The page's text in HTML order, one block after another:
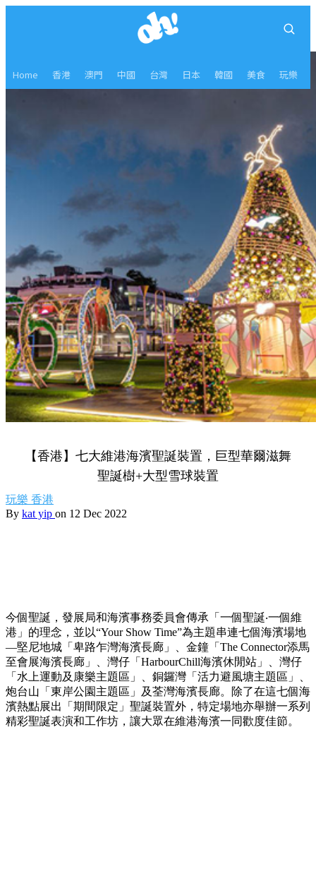
Home 香港 澳門 中國 台灣 日本 韓國 美食 玩樂
【香港】七大維港海濱聖誕裝置，巨型華爾滋舞
聖誕樹+大型雪球裝置
玩樂 香港
By kat yip on 12 Dec 2022
今個聖誕，發展局和海濱事務委員會傳承「一個聖誕‧一個維
港」的理念，並以“Your Show Time”為主題串連七個海濱場地
—堅尼地城「卑路乍灣海濱長廊」、金鐘「The Connector添馬
至會展海濱長廊」、灣仔「HarbourChill海濱休閒站」、灣仔
「水上運動及康樂主題區」、銅鑼灣「活力避風塘主題區」、
炮台山「東岸公園主題區」及荃灣海濱長廊。除了在這七個海
濱熱點展出「期間限定」聖誕裝置外，特定場地亦舉辦一系列
精彩聖誕表演和工作坊，讓大眾在維港海濱一同歡度佳節。